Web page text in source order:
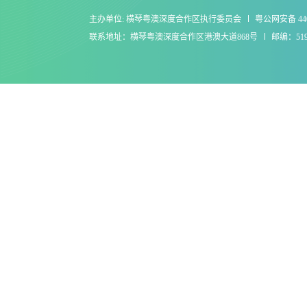
主办单位: 横琴粤澳深度合作区执行委员会
粤公网安备
联系地址：横琴粤澳深度合作区港澳大道868号
邮编：